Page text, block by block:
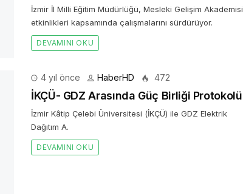
İzmir İl Milli Eğitim Müdürlüğü, Mesleki Gelişim Akademisi
etkinlikleri kapsamında çalışmalarını sürdürüyor.
DEVAMINI OKU
HaberHD 472